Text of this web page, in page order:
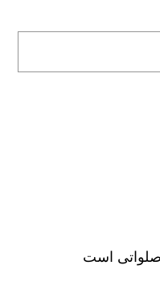
صلواتی است